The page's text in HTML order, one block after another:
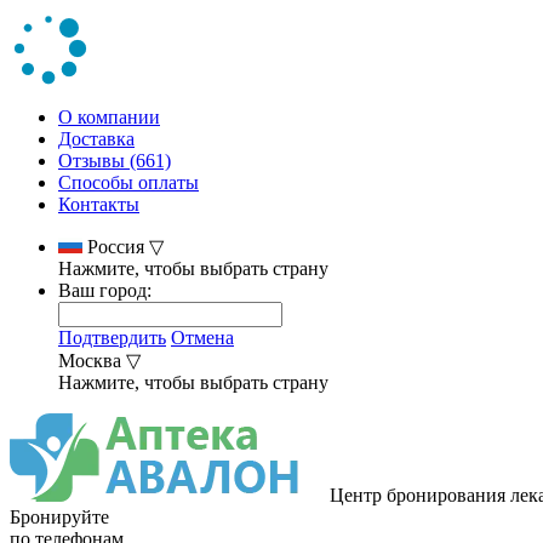
О компании
Доставка
Отзывы (661)
Способы оплаты
Контакты
Россия ▽
Нажмите, чтобы выбрать страну
Ваш город:
Подтвердить Отмена
Москва ▽
Нажмите, чтобы выбрать страну
Центр бронирования
Бронируйте
по телефонам